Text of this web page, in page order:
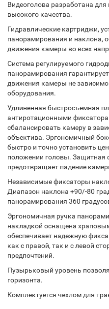
Видеоголова разработана для
высокого качества.
Гидравлические картриджи,
панорамирования и наклона,
движения камеры во всех
Cистема регулируемого
панорамирования
движения камеры не зависимо
оборудования.
Удлиненная быстросъемная
антиротационными
сбалансировать камеру в
объектива. Эргономичный
быстро и точно установить
положении головы. Защитная
предотвращает падение
Независимые фиксаторы
Диапазон наклона +90/-80
панорамирования 360
Эргономичная ручка
накладкой оснащена
обеспечивает надежную
как с правой, так и с левой
предпочтений.
Пузырьковый уровень
горизонта.
Комплектуется чехлом для